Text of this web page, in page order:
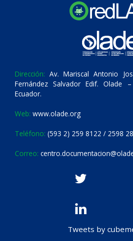
Dirección: Av. Mariscal Antonio
Fernández Salvador Edif. Olade
Ecuador.
Web: www.olade.org
Teléfono: (593 2) 259 8122 / 2598
Correo:
Tweets by